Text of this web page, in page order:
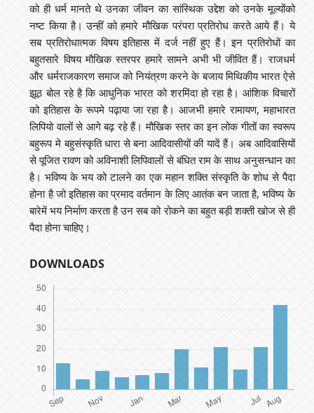
को ही धर्म मानते थे उनका जीवन का सांस्थिक उद्देश को उनके मूल्योंको
नष्ट किया है। उन्हीं को हमारे मौखिक परंपरा प्रतिरोध करते आये हैं। ये
सब प्रतिरोधात्मक विषय इतिहास में दर्ज नहीं हुए हैं। इन प्रतिरोधों का
बहुतसारे विषय मौखिक स्तरपर हमारे सामने अभी भी जीवित हैं। राजधर्म
और धर्मराजकारण समाज को नियंत्रण करने के बजाय मिथिकीय भारत ऐसे
झूठ बोल रहे है कि आधुनिक भारत को शरमिंदा हो रहा है। आंशिक विचारों
को इतिहास के रूपमे पढ़ाया जा रहा है। आजभी हमारे रामायण, महाभारत
लिपियो वालों से आगे बढ़ रहे हैं। मौखिक स्तर का इन लोक गीतों का स्वरूप
बहुरूप मे बहुसंस्कृति धारा से बना आदिवासीयों की यादें हैं। अब आदिवासियों
से पूजित रावण को अविनाशी लिपिवालों से बंधित राम के साथ अनुसन्धान का
है। भविष्य के भय को टालने का एक महान शक्ति संस्कृति के शोध से पैदा
होना है जो इतिहास का प्रमाद वर्तमान के लिए आतंक बन जाता है, भविष्य के
बारेमें भय निर्माण करता है उन सब को रोकने का बहुत बड़ी शक्ती खोज से ही
पैदा होना चाहिए।
DOWNLOADS